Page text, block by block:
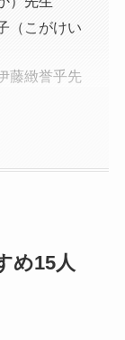
（こがけい
藤緻誉乎先
め15人